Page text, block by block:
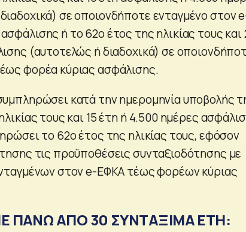
σε οποιονδήποτε ενταγμένο στον
ή το 62ο έτος της ηλικίας τους και
(αυτοτελώς ή διαδοχικά) σε
φορέα κύριας ασφάλισης.
κατά την ημερομηνία υποβολής
τους και 15 έτη ή 4.500 ημέρες
το 62ο έτος της ηλικίας τους, εφόσον
τις προϋποθέσεις συνταξιοδότησης με
στον e-ΕΦΚΑ τέως φορέων κύριας
ΠΑΝΩ ΑΠΟ 30 ΣΥΝΤΑΞΙΜΑ ΕΤΗ: